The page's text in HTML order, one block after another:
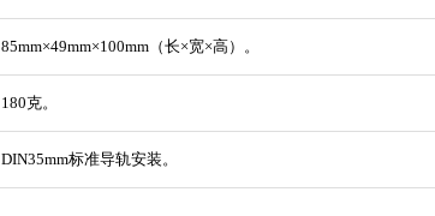
85mm×49mm×100mm（长×宽×高）。
180克。
DIN35mm标准导轨安装。